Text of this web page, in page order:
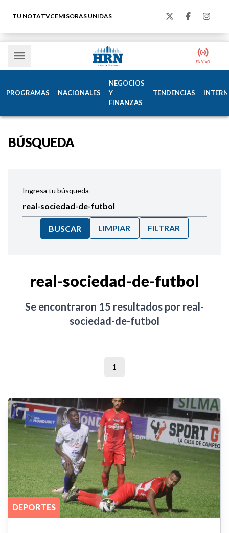
TU NOTATVCEMISORAS UNIDAS
PROGRAMAS NACIONALES
NEGOCIOS
Y
FINANZAS
TENDENCIAS
BÚSQUEDA
Ingresa tu búsqueda
BUSCAR LIMPIAR FILTRAR
real-sociedad-de-futbol
Se encontraron 15 resultados por real-
sociedad-de-futbol
1
DEPORTES